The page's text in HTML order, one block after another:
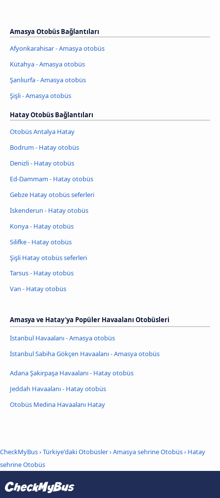
Amasya Otobüs Bağlantıları
Afyonkarahisar - Amasya otobüs
Kütahya - Amasya otobüs
Şanlıurfa - Amasya otobüs
Şişli - Amasya otobüs
Hatay Otobüs Bağlantıları
Otobüs Antalya Hatay
Bodrum - Hatay otobüs
Denizli - Hatay otobüs
Ed-Dammam - Hatay otobüs
Gebze Hatay otobüs seferleri
İskenderun - Hatay otobüs
Konya - Hatay otobüs
Silifke - Hatay otobüs
Şişli Hatay otobüs seferleri
Tarsus - Hatay otobüs
Van - Hatay otobüs
Amasya ve Hatay'ya Popüler Havaalanı Otobüsleri
İstanbul Havaalanı - Amasya otobüs
İstanbul Sabiha Gökçen Havaalanı - Amasya otobüs
Adana Şakirpaşa Havaalanı - Hatay otobüs
Jeddah Havaalanı - Hatay otobüs
Otobüs Medina Havaalanı Hatay
CheckMyBus›Türkiye'daki Otobüsler›Amasya sehrine Otobüs› Hatay
sehrine Otobüs